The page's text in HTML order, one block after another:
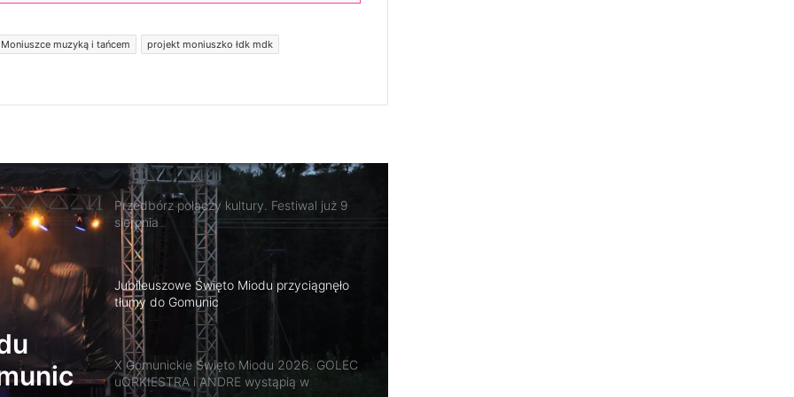
muzyką i tańcem
projekt moniuszko łdk mdk
i
Kino na Leżakach wraca do Radomska.
Jubileuszowe Święto Miodu przyciągnęło
tłumy do Gomunic
X Gomunickie Święto Miodu 2026. GOLEC
uORKIESTRA i ANDRE wystąpią w
Gomunicach
Historia kościoła św. Marii Magdaleny
tematem kolejnej „Niedzieli z historią”